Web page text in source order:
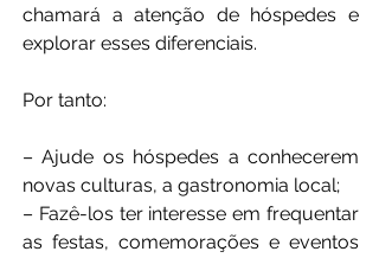
chamará a atenção de hóspedes e
explorar esses diferenciais.
Por tanto:
– Ajude os hóspedes a conhecerem
novas culturas, a gastronomia local;
– Fazê-los ter interesse em frequentar
as festas, comemorações e eventos